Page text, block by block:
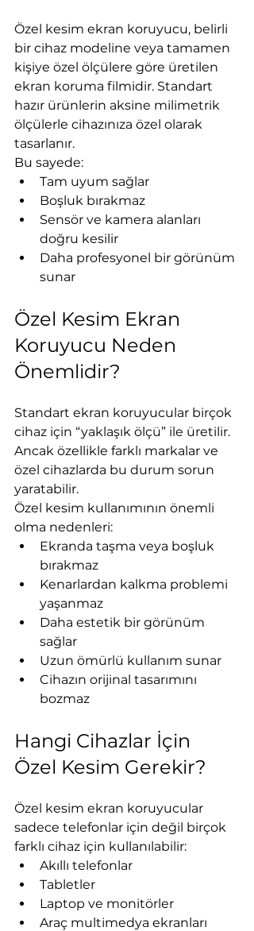
Özel kesim ekran koruyucu, belirli
bir cihaz modeline veya tamamen
kişiye özel ölçülere göre üretilen
ekran koruma filmidir. Standart
hazır ürünlerin aksine milimetrik
ölçülerle cihazınıza özel olarak
tasarlanır.
Bu sayede:
Tam uyum sağlar
Boşluk bırakmaz
Sensör ve kamera alanları
doğru kesilir
Daha profesyonel bir görünüm
sunar
Özel Kesim Ekran
Koruyucu Neden
Önemlidir?
Standart ekran koruyucular birçok
cihaz için “yaklaşık ölçü” ile üretilir.
Ancak özellikle farklı markalar ve
özel cihazlarda bu durum sorun
yaratabilir.
Özel kesim kullanımının önemli
olma nedenleri:
Ekranda taşma veya boşluk
bırakmaz
Kenarlardan kalkma problemi
yaşanmaz
Daha estetik bir görünüm
sağlar
Uzun ömürlü kullanım sunar
Cihazın orijinal tasarımını
bozmaz
Hangi Cihazlar İçin
Özel Kesim Gerekir?
Özel kesim ekran koruyucular
sadece telefonlar için değil birçok
farklı cihaz için kullanılabilir:
Akıllı telefonlar
Tabletler
Laptop ve monitörler
Araç multimedya ekranları